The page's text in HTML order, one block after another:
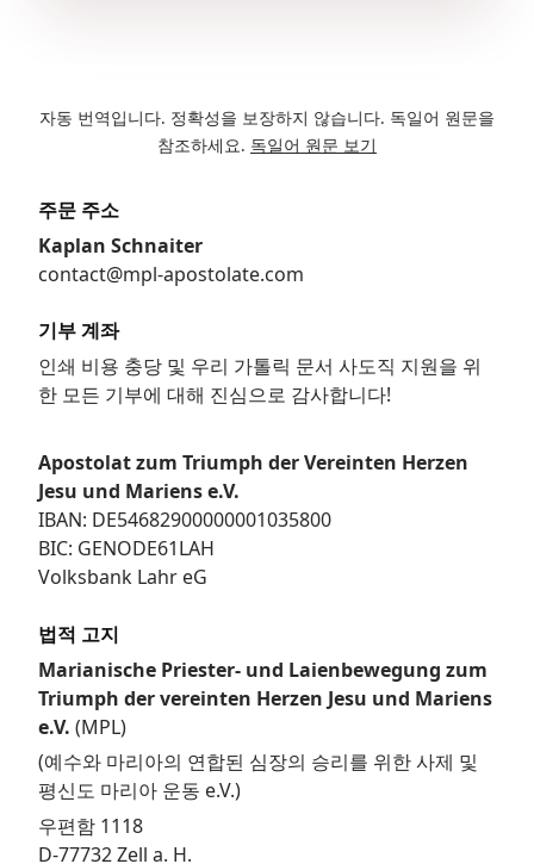
자동 번역입니다. 정확성을 보장하지 않습니다. 독일어 원문을
참조하세요. 독일어 원문 보기
주문 주소
Kaplan Schnaiter
contact@mpl-apostolate.com
기부 계좌
인쇄 비용 충당 및 우리 가톨릭 문서 사도직 지원을 위
한 모든 기부에 대해 진심으로 감사합니다!
Apostolat zum Triumph der Vereinten Herzen
Jesu und Mariens e.V.
IBAN: DE54682900000001035800
BIC: GENODE61LAH
Volksbank Lahr eG
법적 고지
Marianische Priester- und Laienbewegung zum
Triumph der vereinten Herzen Jesu und Mariens
e.V. (MPL)
(예수와 마리아의 연합된 심장의 승리를 위한 사제 및
평신도 마리아 운동 e.V.)
우편함 1118
D-77732 Zell a. H.